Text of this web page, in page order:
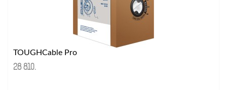
TOUGHCable Pro
28 810.